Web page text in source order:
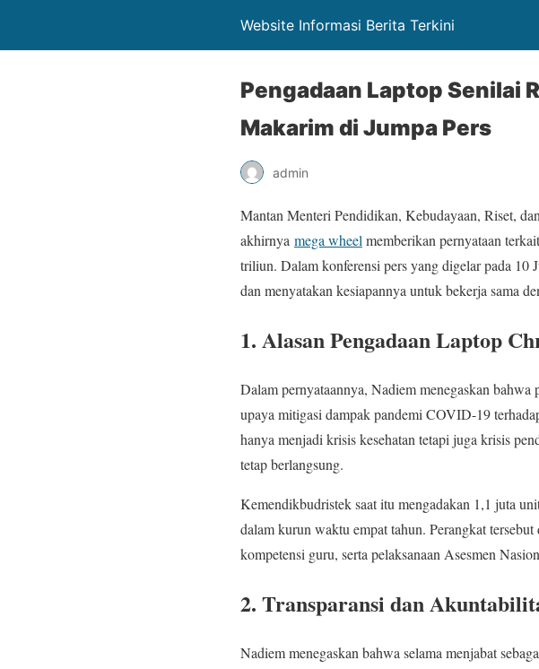
Website Informasi Berita Terkini
Pengadaan Laptop Senilai
Makarim di Jumpa Pers
admin
Mantan Menteri Pendidikan, Kebudayaan, Riset,
akhirnya mega wheel memberikan pernyataan
triliun. Dalam konferensi pers yang digelar pada 10
dan menyatakan kesiapannya untuk bekerja sama
1. Alasan Pengadaan Laptop
Dalam pernyataannya, Nadiem menegaskan bahwa
upaya mitigasi dampak pandemi COVID-19
hanya menjadi krisis kesehatan tetapi juga krisis
tetap berlangsung.
Kemendikbudristek saat itu mengadakan 1,1 juta
dalam kurun waktu empat tahun. Perangkat
kompetensi guru, serta pelaksanaan Asesmen
2. Transparansi dan
Nadiem menegaskan bahwa selama menjabat